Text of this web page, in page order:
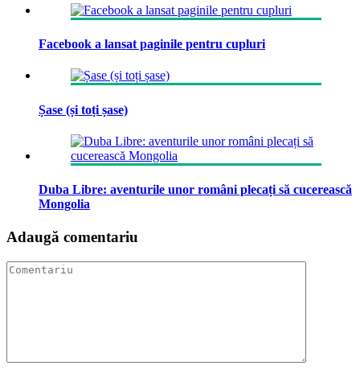
Facebook a lansat paginile pentru cupluri
Șase (și toți șase)
Duba Libre: aventurile unor români plecați să cucerească
Mongolia
Adaugă comentariu